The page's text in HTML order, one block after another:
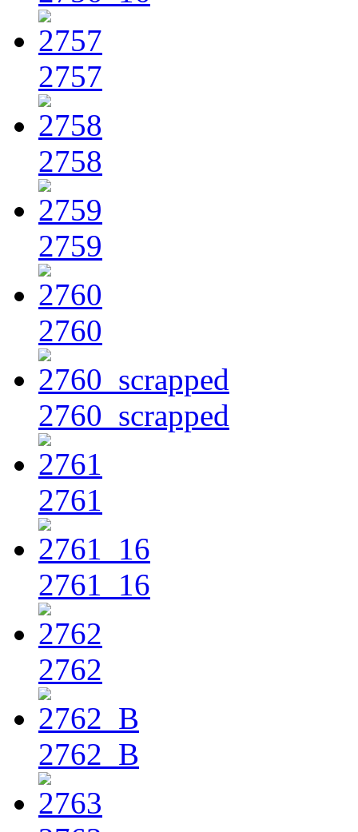
2757
2758
2759
2760
2760_scrapped
2761
2761_16
2762
2762_B